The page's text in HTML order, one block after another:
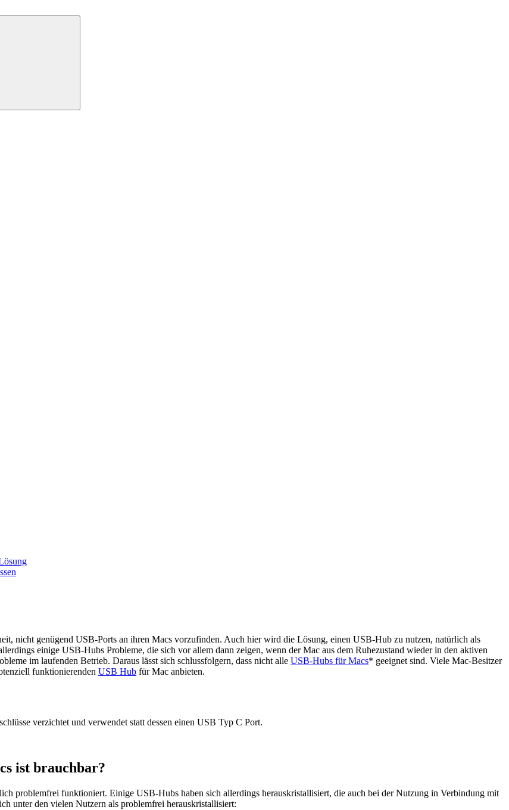
nicht genügend USB-Ports an ihren Macs vorzufinden. Auch hier wird die Lösung, einen USB-Hub zu nutzen, natürlich als
einige USB-Hubs Probleme, die sich vor allem dann zeigen, wenn der Mac aus dem Ruhezustand wieder in den aktiven
im laufenden Betrieb. Daraus lässt sich schlussfolgern, dass nicht alle USB-Hubs für Macs* geeignet sind. Viele Mac-Besitzer
funktionierenden USB Hub für Mac anbieten.
verzichtet und verwendet statt dessen einen USB Typ C Port.
ist brauchbar?
problemfrei funktioniert. Einige USB-Hubs haben sich allerdings herauskristallisiert, die auch bei der Nutzung in Verbindung mit
unter den vielen Nutzern als problemfrei herauskristallisiert: